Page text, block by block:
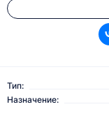
Тип:
Назначение: